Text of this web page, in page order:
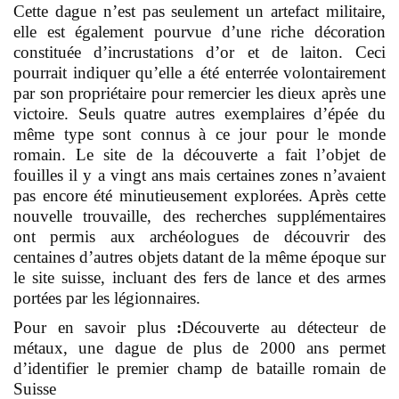
Cette dague n’est pas seulement un artefact militaire,
elle est également pourvue d’une riche décoration
constituée d’incrustations d’or et de laiton. Ceci
pourrait indiquer qu’elle a été enterrée volontairement
par son propriétaire pour remercier les dieux après une
victoire. Seuls quatre autres exemplaires d’épée du
même type sont connus à ce jour pour le monde
romain. Le site de la découverte a fait l’objet de
fouilles il y a vingt ans mais certaines zones n’avaient
pas encore été minutieusement explorées. Après cette
nouvelle trouvaille, des recherches supplémentaires
ont permis aux archéologues de découvrir des
centaines d’autres objets datant de la même époque sur
le site suisse, incluant des fers de lance et des armes
portées par les légionnaires.
Pour en savoir plus :Découverte au détecteur de
métaux, une dague de plus de 2000 ans permet
d’identifier le premier champ de bataille romain de
Suisse